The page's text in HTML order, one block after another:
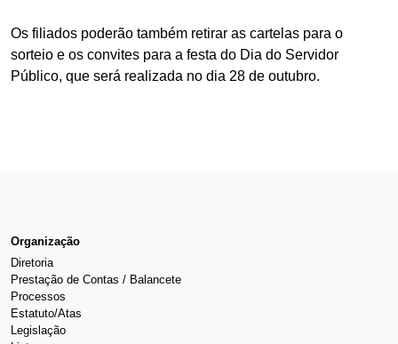
Os filiados poderão também retirar as cartelas para o
sorteio e os convites para a festa do Dia do Servidor
Público, que será realizada no dia 28 de outubro.
Organização
Diretoria
Prestação de Contas / Balancete
Processos
Estatuto/Atas
Legislação